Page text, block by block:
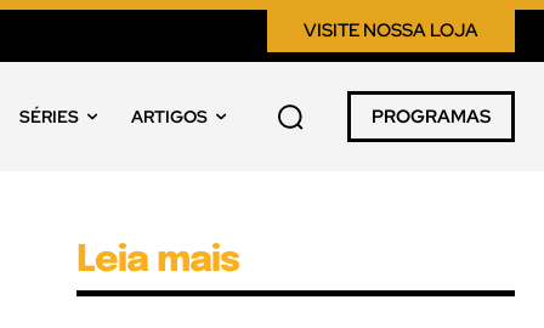
VISITE NOSSA LOJA
SÉRIES ARTIGOS PROGRAMAS
Leia mais